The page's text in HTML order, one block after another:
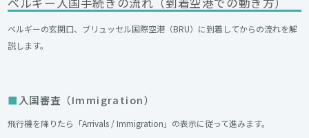
ベルギーの玄関口、ブリュッセル国際空港（BRU）に到着してからの流れを解
説します。
入国審査（Immigration）
飛行機を降りたら「Arrivals / Immigration」の表示に従って進みます。